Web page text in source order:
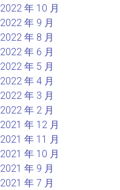
2022 年 10 月
2022 年 9 月
2022 年 8 月
2022 年 6 月
2022 年 5 月
2022 年 4 月
2022 年 3 月
2022 年 2 月
2021 年 12 月
2021 年 11 月
2021 年 10 月
2021 年 9 月
2021 年 7 月